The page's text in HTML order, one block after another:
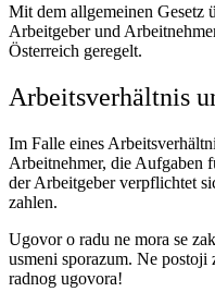
Mit dem allgemeinen Gesetz
Arbeitgeber und
Österreich geregelt.
Arbeitsverhältnis
Im Falle eines
Arbeitnehmer, die Aufgaben
der Arbeitgeber verpflichtet
zahlen.
Ugovor o radu ne mora se
usmeni sporazum. Ne
radnog ugovora!